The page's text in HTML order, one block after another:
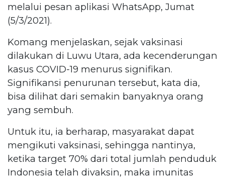
melalui pesan aplikasi WhatsApp, Jumat
(5/3/2021).
Komang menjelaskan, sejak vaksinasi
dilakukan di Luwu Utara, ada kecenderungan
kasus COVID-19 menurus signifikan.
Signifikansi penurunan tersebut, kata dia,
bisa dilihat dari semakin banyaknya orang
yang sembuh.
Untuk itu, ia berharap, masyarakat dapat
mengikuti vaksinasi, sehingga nantinya,
ketika target 70% dari total jumlah penduduk
Indonesia telah divaksin, maka imunitas